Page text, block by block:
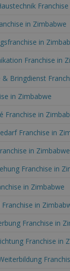
in Zimbabwe
in
Franchise in
Bringdienst
in Zimbabwe
Franchise in
Franchise in
in Zimbabwe
Franchise in
in Zimbabwe
in
Franchise in
Franchise in